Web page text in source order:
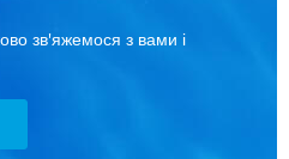
зв'яжемося з вами і